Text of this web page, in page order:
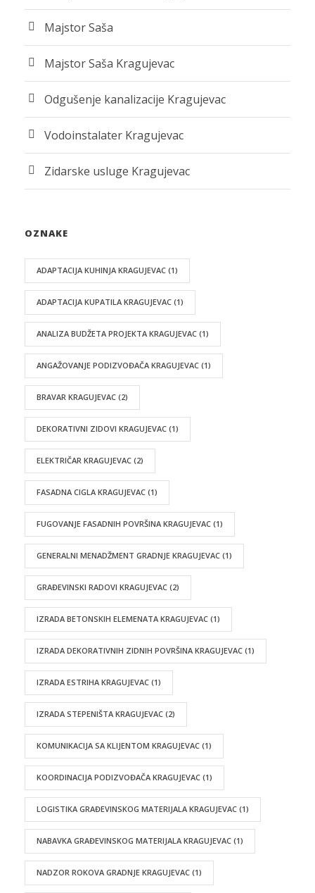
Majstor Saša
Majstor Saša Kragujevac
Odgušenje kanalizacije Kragujevac
Vodoinstalater Kragujevac
Zidarske usluge Kragujevac
OZNAKE
ADAPTACIJA KUHINJA KRAGUJEVAC (1)
ADAPTACIJA KUPATILA KRAGUJEVAC (1)
ANALIZA BUDŽETA PROJEKTA KRAGUJEVAC (1)
ANGAŽOVANJE PODIZVOĐAČA KRAGUJEVAC (1)
BRAVAR KRAGUJEVAC (2)
DEKORATIVNI ZIDOVI KRAGUJEVAC (1)
ELEKTRIČAR KRAGUJEVAC (2)
FASADNA CIGLA KRAGUJEVAC (1)
FUGOVANJE FASADNIH POVRŠINA KRAGUJEVAC (1)
GENERALNI MENADŽMENT GRADNJE KRAGUJEVAC (1)
GRAĐEVINSKI RADOVI KRAGUJEVAC (2)
IZRADA BETONSKIH ELEMENATA KRAGUJEVAC (1)
IZRADA DEKORATIVNIH ZIDNIH POVRŠINA KRAGUJEVAC (1)
IZRADA ESTRIHA KRAGUJEVAC (1)
IZRADA STEPENIŠTA KRAGUJEVAC (2)
KOMUNIKACIJA SA KLIJENTOM KRAGUJEVAC (1)
KOORDINACIJA PODIZVOĐAČA KRAGUJEVAC (1)
LOGISTIKA GRAĐEVINSKOG MATERIJALA KRAGUJEVAC (1)
NABAVKA GRAĐEVINSKOG MATERIJALA KRAGUJEVAC (1)
NADZOR ROKOVA GRADNJE KRAGUJEVAC (1)